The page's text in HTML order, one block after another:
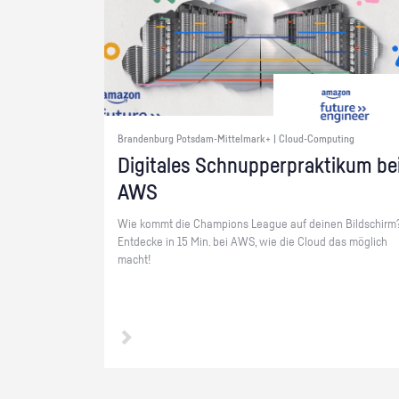
Brandenburg Potsdam-Mittelmark+ | Cloud-Computing
Di­gi­ta­les Schnup­per­prak­ti­kum
AWS
Wie kommt die Cham­pi­ons Le­ague auf dei­nen
Ent­de­cke in 15 Min. bei AWS, wie die Cloud das mög­lich
macht!